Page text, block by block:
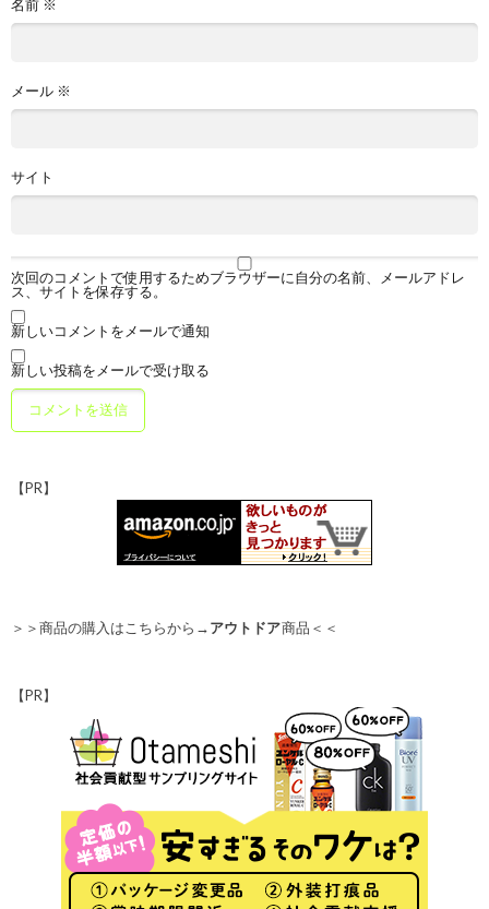
名前 ※
メール ※
サイト
次回のコメントで使用するためブラウザーに自分の名前、メールアドレ
ス、サイトを保存する。
新しいコメントをメールで通知
新しい投稿をメールで受け取る
【PR】
＞＞商品の購入はこちらから→アウトドア商品＜＜
【PR】